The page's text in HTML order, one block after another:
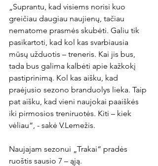
„Suprantu, kad visiems norisi kuo
greičiau daugiau naujienų, tačiau
nematome prasmės skubėti. Galiu tik
pasikartoti, kad kol kas svarbiausia
mūsų užduotis – treneris. Kai jis bus,
tada bus galima kalbėti apie kažkokį
pastiprinimą. Kol kas aišku, kad
praėjusio sezono branduolys lieka. Taip
pat aišku, kad vieni naujokai paaiškės
iki pirmosios treniruotės. Kiti – kiek
vėliau“, - sakė V.Lemežis.
Naujajam sezonui „Trakai“ pradės
ruoštis sausio 7 – ąją.